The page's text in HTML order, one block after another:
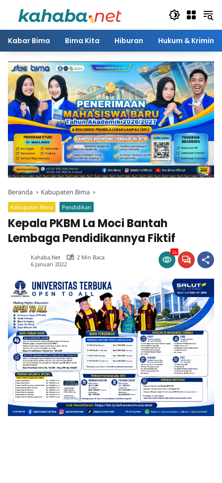
Kabar Bima Bima Kita Hiburan Hukum & Kriminal
Beranda Kabupaten Bima
Kabupaten Bima Pendidikan
Kepala PKBM La Moci Bantah
Lembaga Pendidikannya Fiktif
Kahaba.net
2 Min Baca
6 Januari 2022
26